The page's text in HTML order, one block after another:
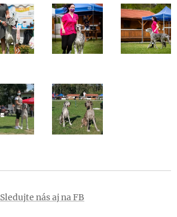
Sledujte nás aj na FB